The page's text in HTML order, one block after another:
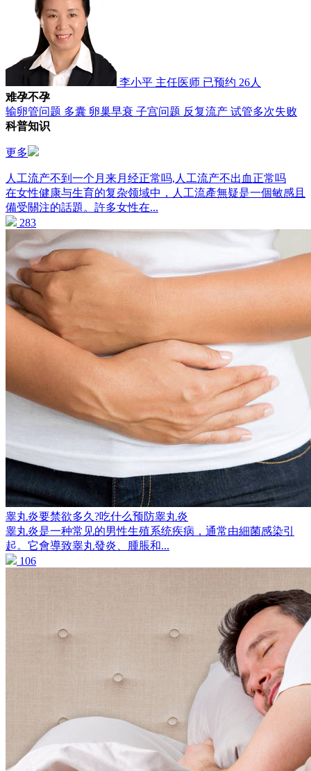
李小平 主任医师 已预约 26人
难孕不孕
输卵管问题 多囊 卵巢早衰 子宫问题 反复流产 试管多次失败
科普知识
更多
人工流产不到一个月来月经正常吗,人工流产不出血正常吗
在女性健康与生育的复杂领域中，人工流產無疑是一個敏感且
備受關注的話題。許多女性在...
283
睾丸炎要禁欲多久?吃什么预防睾丸炎
睾丸炎是一种常见的男性生殖系统疾病，通常由細菌感染引
起。它會導致睾丸發炎、腫脹和...
106